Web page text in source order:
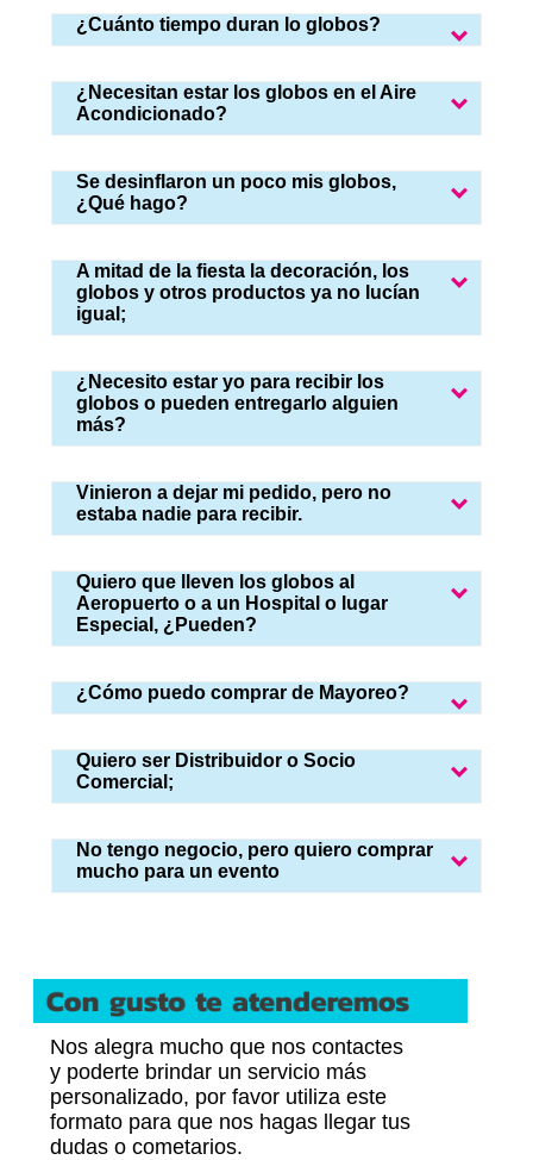
¿Cuánto tiempo duran lo globos?
¿Necesitan estar los globos en el Aire
Acondicionado?
Se desinflaron un poco mis globos,
¿Qué hago?
A mitad de la fiesta la decoración, los
globos y otros productos ya no lucían
igual;
¿Necesito estar yo para recibir los
globos o pueden entregarlo alguien
más?
Vinieron a dejar mi pedido, pero no
estaba nadie para recibir.
Quiero que lleven los globos al
Aeropuerto o a un Hospital o lugar
Especial, ¿Pueden?
¿Cómo puedo comprar de Mayoreo?
Quiero ser Distribuidor o Socio
Comercial;
No tengo negocio, pero quiero comprar
mucho para un evento
Nos alegra mucho que nos contactes
y poderte brindar un servicio más
personalizado, por favor utiliza este
formato para que nos hagas llegar tus
dudas o cometarios.